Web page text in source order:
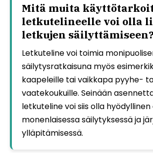
Mitä muita
letkutelineelle voi olla
letkujen
Letkuteline voi toimia
säilytysratkaisuna myös
kaapeleille tai vaikkapa pyyhe-
vaatekoukuille. Seinään
letkuteline voi siis olla
monenlaisessa säilytyksessä ja
ylläpitämisessä.